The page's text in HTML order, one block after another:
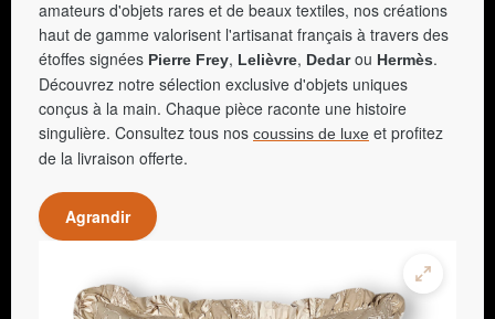
amateurs d'objets rares et de beaux textiles, nos créations
haut de gamme valorisent l'artisanat français à travers des
étoffes signées Pierre Frey, Lelièvre, Dedarou Hermès.
Découvrez notre sélection exclusive d'objets uniques
conçus à la main. Chaque pièce raconte une histoire
singulière. Consultez tous nos coussins de luxe et profitez
de la livraison offerte.
Agrandir